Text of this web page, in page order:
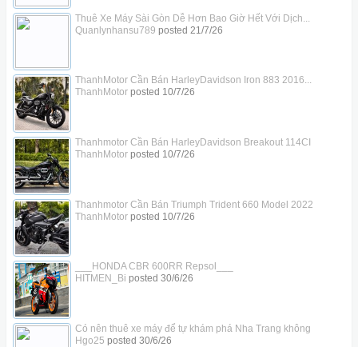
Thuê Xe Máy Sài Gòn Dễ Hơn Bao Giờ Hết Với Dịch...
Quanlynhansu789 posted 21/7/26
ThanhMotor Cần Bán HarleyDavidson Iron 883 2016...
ThanhMotorposted 10/7/26
Thanhmotor Cần Bán HarleyDavidson Breakout 114CI
ThanhMotorposted 10/7/26
Thanhmotor Cần Bán Triumph Trident 660 Model 2022
ThanhMotorposted 10/7/26
___HONDA CBR 600RR Repsol___
HITMEN_Bi posted 30/6/26
Có nên thuê xe máy để tự khám phá Nha Trang không
Hgo25 posted 30/6/26